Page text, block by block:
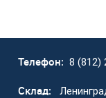
Телефон: 8 (812)
Склад: